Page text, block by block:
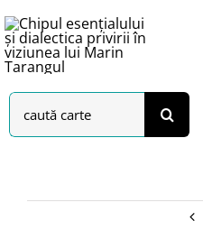
to
content
Search
for: